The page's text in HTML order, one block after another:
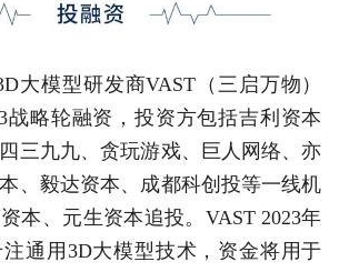
大模型研发商VAST（三启万物）
战略轮融资，投资方包括吉利资本
三九九、贪玩游戏、巨人网络、亦
、毅达资本、成都科创投等一线机
本、元生资本追投。VAST 2023年
通用3D大模型技术，资金将用于